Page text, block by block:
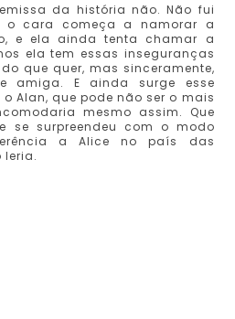
da história não. Não fui
cara começa a namorar a
e ela ainda tenta chamar a
ela tem essas inseguranças
que quer, mas sinceramente,
amiga. E ainda surge esse
Alan, que pode não ser o mais
mesmo assim. Que
se surpreendeu com o modo
a Alice no país das
leria.